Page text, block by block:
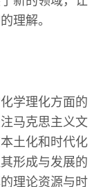
理解。
学理化方面的
马克思主义文
土化和时代化
形成与发展的
理论资源与时